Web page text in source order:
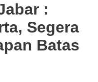
:
Segera
Batas